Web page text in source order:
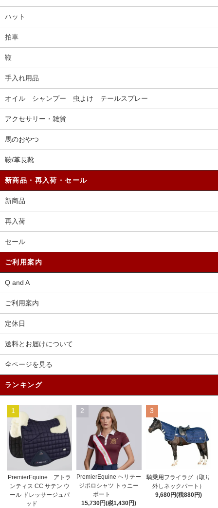
ハット
拍車
鞭
手入れ用品
オイル シャンプー 虫よけ テールスプレー
アクセサリー・雑貨
馬のおやつ
鞍/革長靴
新商品・再入荷・セール
新商品
再入荷
セール
ご利用案内
Q and A
ご利用案内
定休日
送料とお届けについて
全ページを見る
ランキング
1
PremierEquine アトラ
ンティス CC サテン ウ
ール ドレッサージュパ
ッド
2
PremierEquine ヘリテー
ジポロシャツ トゥニー
ポート
15,730円(税1,430円)
3
騎乗用フライラグ（取り
外しネックパート）
9,680円(税880円)